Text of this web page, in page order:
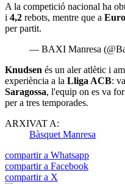
A la competició nacional ha
i 4,2 rebots, mentre que a
per partit.
— BAXI Manresa
Knudsen és un aler atlètic i
experiència a la Lliga ACB:
Saragossa, l'equip on es va
per a tres temporades.
ARXIVAT A:
Bàsquet Manresa
compartir a Whatsapp
compartir a Facebook
compartir a X